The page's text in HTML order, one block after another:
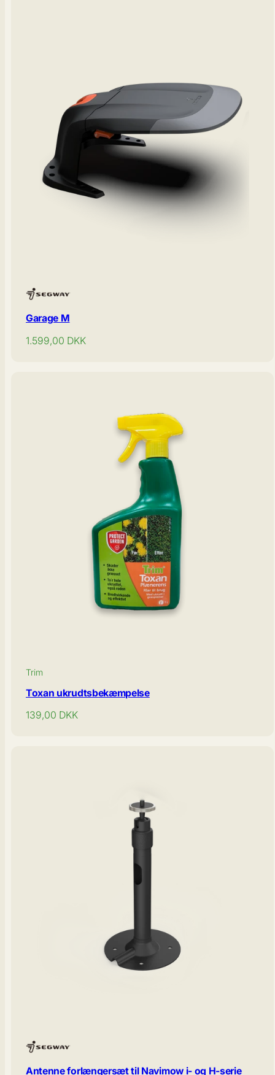
Garage M
Normal
1.599,00 DKK
Trim
Toxan ukrudtsbekæmpelse
Normal
139,00 DKK
Antenne forlængersæt til Navimow i- og H-serie